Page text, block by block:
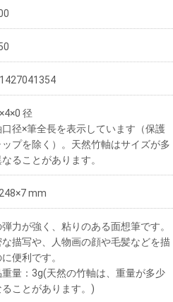
径
口径×筆全長を表示しています（保護
ップを除く）。天然竹軸はサイズが多
ることがあります。
mm
弾力が強く、粘りのある面想筆です。
な描写や、人物画の顔や毛髪などを描
に便利です。
重量：3g(天然の竹軸は、重量が多少
ことがあります。)